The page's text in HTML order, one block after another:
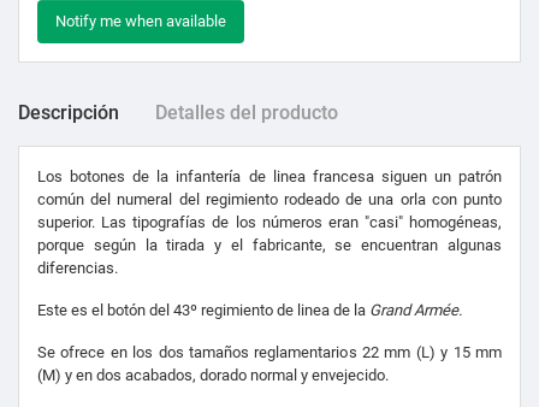
Notify me when available
Descripción Detalles del producto
Los botones de la infantería de linea francesa siguen un patrón
común del numeral del regimiento rodeado de una orla con punto
superior. Las tipografías de los números eran "casi" homogéneas,
porque según la tirada y el fabricante, se encuentran algunas
diferencias.
Este es el botón del 43º regimiento de linea de la Grand Armée.
Se ofrece en los dos tamaños reglamentarios 22 mm (L) y 15 mm
(M) y en dos acabados, dorado normal y envejecido.